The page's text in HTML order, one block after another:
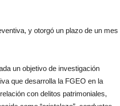
y otorgó un plazo de un mes
un objetivo de investigación
que desarrolla la FGEO en la
con delitos patrimoniales,